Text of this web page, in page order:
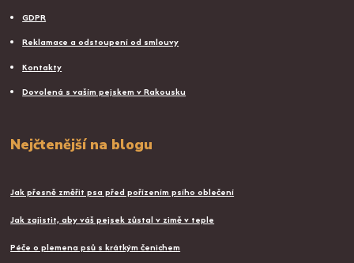
GDPR
Reklamace a odstoupení od smlouvy
Kontakty
Dovolená s vaším pejskem v Rakousku
Nejčtenější na blogu
Jak přesně změřit psa před pořízením psího oblečení
Jak zajistit, aby váš pejsek zůstal v zimě v teple
Péče o plemena psů s krátkým čenichem